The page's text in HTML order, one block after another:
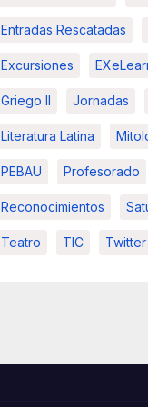
Entradas Rescatadas
Excursiones
Griego II Jornadas
Literatura Latina
PEBAU Profesorado
Reconocimientos
Teatro TIC Twitter